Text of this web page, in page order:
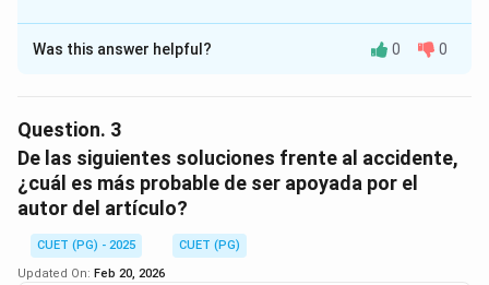
The Correct Option isB
Solution and Explanation
En la última parte del texto, se menciona: “
claro que las autoridades necesitaban mejorar la
iluminación en la carretera durante la noche. ”
Step 2: Analizar la intención del texto.
Aunque el texto relata un accidente específico, su
propósito principal no es solo informar del suceso, sino
Was this answer helpful? 0 0
Question. 3
De las siguientes soluciones frente al accidente,
¿cuál es más probable de ser apoyada por el
autor del artículo?
CUET (PG) - 2025
CUET (PG)
Updated On: Feb 20, 2026